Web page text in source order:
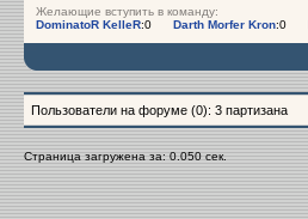
Желающие вступить в команду:
DominatoR KelleR:0 Darth Morfer Kron:0
Пользователи на форуме (0): 3 партизана
Страница загружена за: 0.050 сек.